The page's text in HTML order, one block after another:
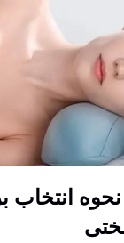
انتخاب